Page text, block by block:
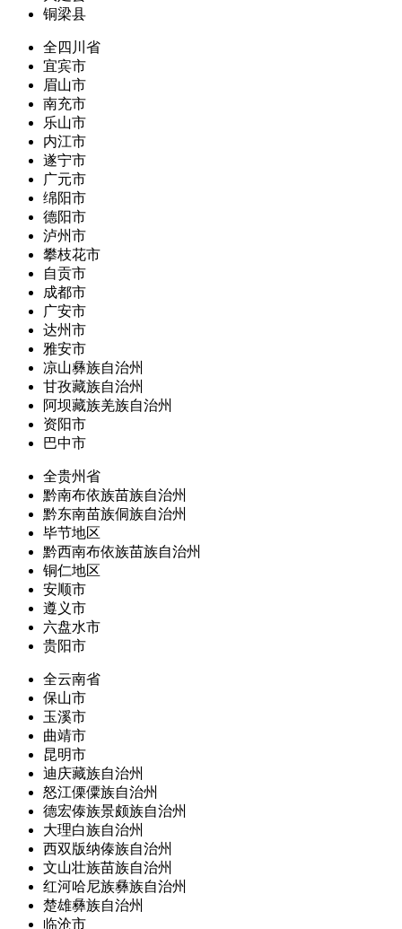
铜梁县
全四川省
宜宾市
眉山市
南充市
乐山市
内江市
遂宁市
广元市
绵阳市
德阳市
泸州市
攀枝花市
自贡市
成都市
广安市
达州市
雅安市
凉山彝族自治州
甘孜藏族自治州
阿坝藏族羌族自治州
资阳市
巴中市
全贵州省
黔南布依族苗族自治州
黔东南苗族侗族自治州
毕节地区
黔西南布依族苗族自治州
铜仁地区
安顺市
遵义市
六盘水市
贵阳市
全云南省
保山市
玉溪市
曲靖市
昆明市
迪庆藏族自治州
怒江傈僳族自治州
德宏傣族景颇族自治州
大理白族自治州
西双版纳傣族自治州
文山壮族苗族自治州
红河哈尼族彝族自治州
楚雄彝族自治州
临沧市